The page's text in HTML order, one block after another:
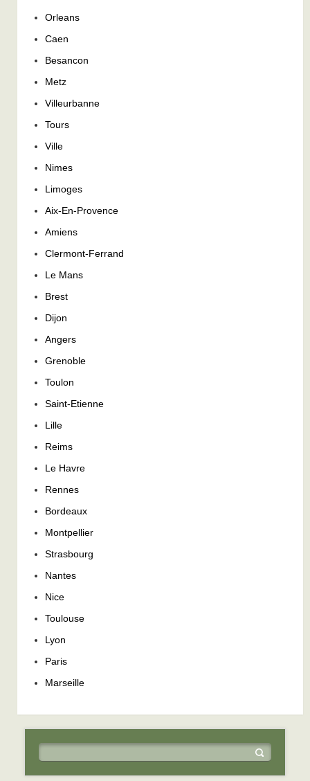
Orleans
Caen
Besancon
Metz
Villeurbanne
Tours
Ville
Nimes
Limoges
Aix-En-Provence
Amiens
Clermont-Ferrand
Le Mans
Brest
Dijon
Angers
Grenoble
Toulon
Saint-Etienne
Lille
Reims
Le Havre
Rennes
Bordeaux
Montpellier
Strasbourg
Nantes
Nice
Toulouse
Lyon
Paris
Marseille